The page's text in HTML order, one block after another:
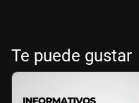
Te puede gustar